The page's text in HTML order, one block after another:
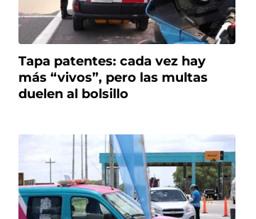
Tapa patentes: cada vez hay
más “vivos”, pero las multas
duelen al bolsillo